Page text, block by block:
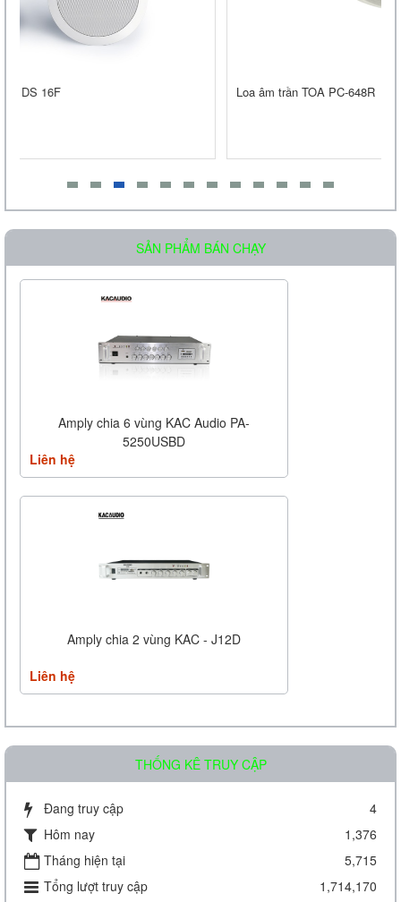
Loa âm trần TOA PC-648R
SẢN PHẨM BÁN CHẠY
Liên hệ
Loa Treo Tường Kasen 206 GT
Amply chia 6 vùng KAC Audio PA-
5250USBD
Liên hệ
Amply chia 2 vùng KAC - J12D
Liên hệ
Amply chia 2 vùng KAC - J08D
Liên hệ
THỐNG KÊ TRUY CẬP
Đang truy cập
4
Hôm nay
1,376
Tháng hiện tại
5,715
Tổng lượt truy cập
1,714,170